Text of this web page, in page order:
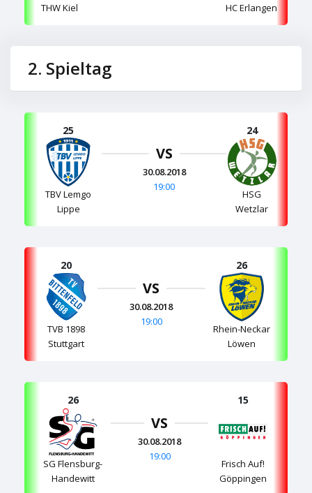
THW Kiel HC Erlangen
2. Spieltag
25
TBV Lemgo
Lippe
VS
30.08.2018
19:00
24
HSG
Wetzlar
20
TVB 1898
Stuttgart
VS
30.08.2018
19:00
26
Rhein-Neckar
Löwen
26
SG Flensburg-
Handewitt
VS
30.08.2018
19:00
15
Frisch Auf!
Göppingen